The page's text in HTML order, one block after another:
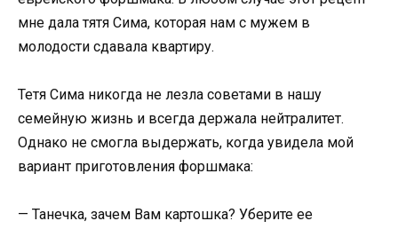
мне дала тятя Сима, которая нам с мужем в
молодости сдавала квартиру.
Тетя Сима никогда не лезла советами в нашу
семейную жизнь и всегда держала нейтралитет.
Однако не смогла выдержать, когда увидела мой
вариант приготовления форшмака:
— Танечка, зачем Вам картошка? Уберите ее